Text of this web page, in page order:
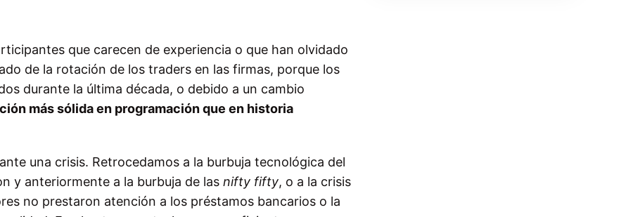
que carecen de experiencia o que han olvidado
de la rotación de los traders en las firmas, porque los
durante la última década, o debido a un cambio
más sólida en programación que en historia
una crisis. Retrocedamos a la burbuja tecnológica del
y anteriormente a la burbuja de las nifty fifty, o a la crisis
no prestaron atención a los préstamos bancarios o la